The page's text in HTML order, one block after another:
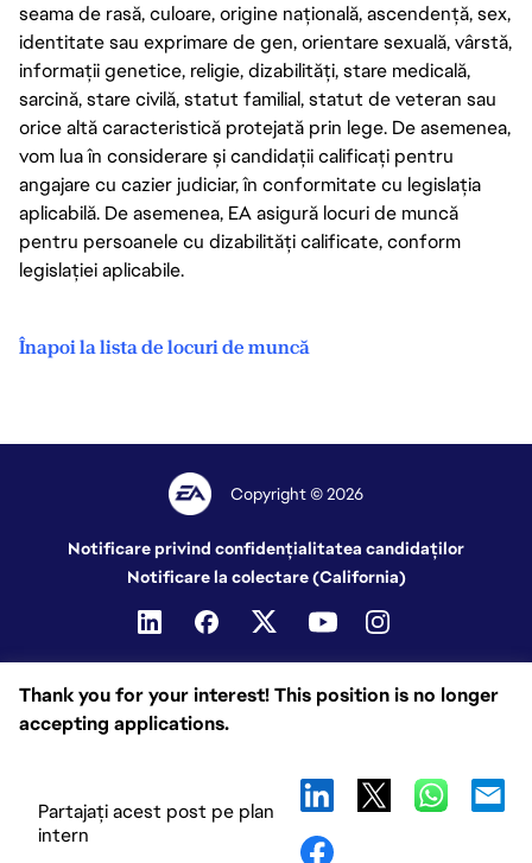
seama de rasă, culoare, origine națională, ascendență, sex,
identitate sau exprimare de gen, orientare sexuală, vârstă,
informații genetice, religie, dizabilități, stare medicală,
sarcină, stare civilă, statut familial, statut de veteran sau
orice altă caracteristică protejată prin lege. De asemenea,
vom lua în considerare și candidații calificați pentru
angajare cu cazier judiciar, în conformitate cu legislația
aplicabilă. De asemenea, EA asigură locuri de muncă
pentru persoanele cu dizabilități calificate, conform
legislației aplicabile.
Înapoi la lista de locuri de muncă
Thank you for your interest! This position is no longer
accepting applications.
Partajați acest post pe plan
intern
Copyright © 2026
Notificare privind confidențialitatea candidaților
Notificare la colectare (California)